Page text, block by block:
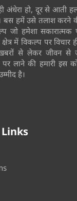
अंधेरा हो, दूर से आती
बस हमें उसे तलाश करने
जो हमेशा सकारात्मक
में विकल्प पर विचार
खबरों से लेकर जीवन
लाने की हमारी इस
है।